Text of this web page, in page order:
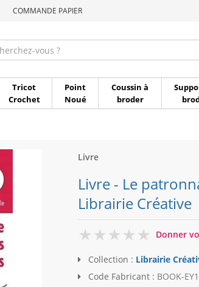
COMMANDE PAPIER
Tricot
Crochet
Point
Noué
Coussin à
broder
Livre
Livre - Le
Librairie Créative
0
Donner
Collection : Librairie
Code Fabricant : BOOK-